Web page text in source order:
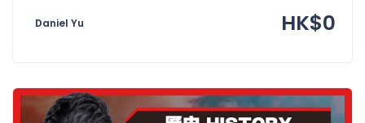
(19)
設
Daniel Yu HK$0